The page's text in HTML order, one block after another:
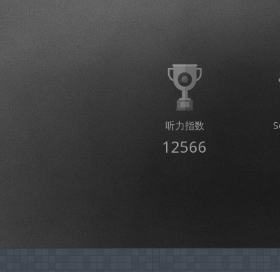
听力指数
12566